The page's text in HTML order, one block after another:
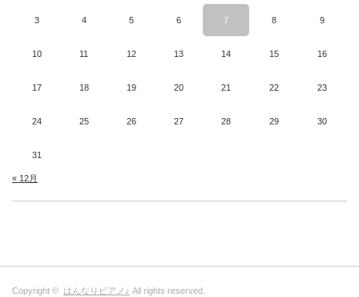
3 4 5 6 7 8 9
10 11 12 13 14 15 16
17 18 19 20 21 22 23
24 25 26 27 28 29 30
31
« 12月
Copyright © はんなりピアノ♪ All rights reserved.